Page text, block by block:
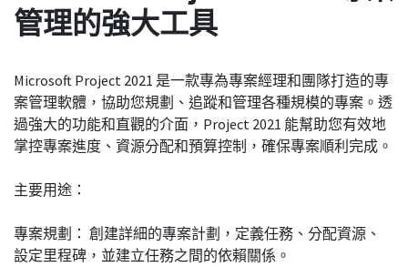
管理的強大工具
Microsoft Project 2021 是一款專為專案經理和團隊打造的專
案管理軟體，協助您規劃、追蹤和管理各種規模的專案。透
過強大的功能和直觀的介面，Project 2021 能幫助您有效地
掌控專案進度、資源分配和預算控制，確保專案順利完成。
主要用途：
專案規劃： 創建詳細的專案計劃，定義任務、分配資源、
設定里程碑，並建立任務之間的依賴關係。